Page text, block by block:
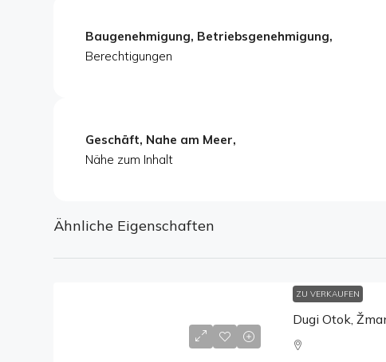
Baugenehmigung, Betriebsgenehmigung,
Berechtigungen
Geschäft, Nahe am Meer,
Nähe zum Inhalt
Ähnliche Eigenschaften
ZU VERKAUFEN
Dugi Otok,